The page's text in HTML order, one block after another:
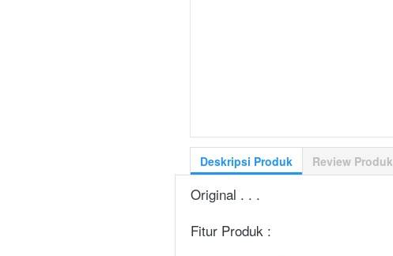
Deskripsi Produk Review Produk
Original . . .
Fitur Produk :